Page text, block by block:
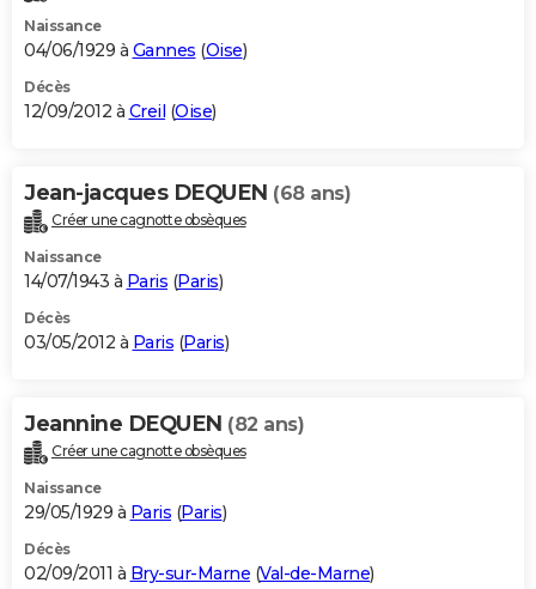
Naissance
04/06/1929 à Gannes (Oise)
Décès
12/09/2012 à Creil (Oise)
Jean-jacques DEQUEN (68 ans)
Créer une cagnotte obsèques
Naissance
14/07/1943 à Paris (Paris)
Décès
03/05/2012 à Paris (Paris)
Jeannine DEQUEN (82 ans)
Créer une cagnotte obsèques
Naissance
29/05/1929 à Paris (Paris)
Décès
02/09/2011 à Bry-sur-Marne (Val-de-Marne)